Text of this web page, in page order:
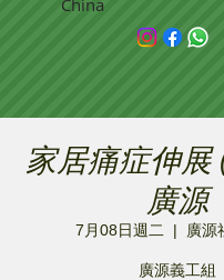
China
家居痛症伸展
廣源
7月08日週二
  |
廣源
廣源義工組